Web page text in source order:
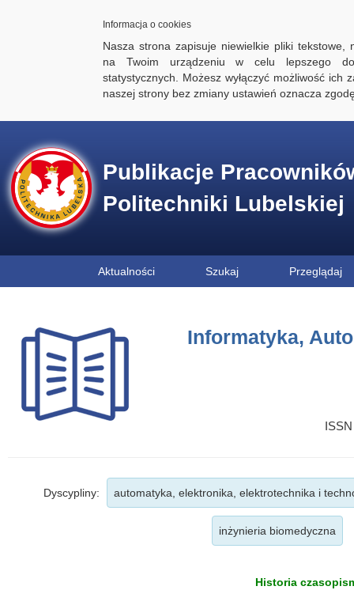
Informacja o cookies
Nasza strona zapisuje niewielkie pliki tekstowe,
na Twoim urządzeniu w celu lepszego
statystycznych. Możesz wyłączyć możliwość ich
naszej strony bez zmiany ustawień oznacza
Publikacje
Politechniki Lubelskiej
Aktualności Szukaj Przeglądaj
Informatyka,
Dyscypliny: automatyka, elektronika, elektrotechnika i
inżynieria biomedyczna
Historia